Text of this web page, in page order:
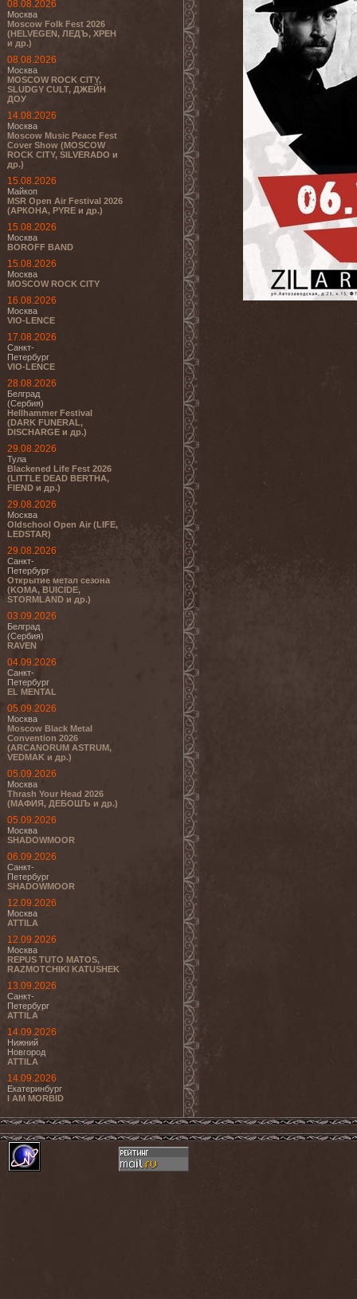
08.08.2026
Москва
Moscow Folk Fest 2026
(HELVEGEN, ЛЕДЪ, ХРЕН
и др.)
08.08.2026
Москва
MOSCOW ROCK CITY,
SLUDGY CULT, ДЖЕЙН
ДОУ
14.08.2026
Москва
Moscow Music Peace Fest
Cover Show (MOSCOW
ROCK CITY, SILVERADO и
др.)
15.08.2026
Майкоп
MSR Open Air Festival 2026
(АРКОНА, PYRE и др.)
15.08.2026
Москва
BOROFF BAND
15.08.2026
Москва
MOSCOW ROCK CITY
16.08.2026
Москва
VIO-LENCE
17.08.2026
Санкт-
Петербург
VIO-LENCE
28.08.2026
Белград
(Сербия)
Hellhammer Festival
(DARK FUNERAL,
DISCHARGE и др.)
29.08.2026
Тула
Blackened Life Fest 2026
(LITTLE DEAD BERTHA,
FIEND и др.)
29.08.2026
Москва
Oldschool Open Air (LIFE,
LEDSTAR)
29.08.2026
Санкт-
Петербург
Открытие метал сезона
(KOMA, BUICIDE,
STORMLAND и др.)
03.09.2026
Белград
(Сербия)
RAVEN
04.09.2026
Санкт-
Петербург
EL MENTAL
05.09.2026
Москва
Moscow Black Metal
Convention 2026
(ARCANORUM ASTRUM,
VEDMAK и др.)
05.09.2026
Москва
Thrash Your Head 2026
(МАФИЯ, ДЕБОШЪ и др.)
05.09.2026
Москва
SHADOWMOOR
06.09.2026
Санкт-
Петербург
SHADOWMOOR
12.09.2026
Москва
ATTILA
12.09.2026
Москва
REPUS TUTO MATOS,
RAZMOTCHIKI KATUSHEK
13.09.2026
Санкт-
Петербург
ATTILA
14.09.2026
Нижний
Новгород
ATTILA
14.09.2026
Екатеринбург
I AM MORBID